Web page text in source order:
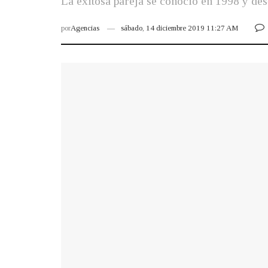
porAgencias sábado, 14 diciembre 2019 11:27 AM